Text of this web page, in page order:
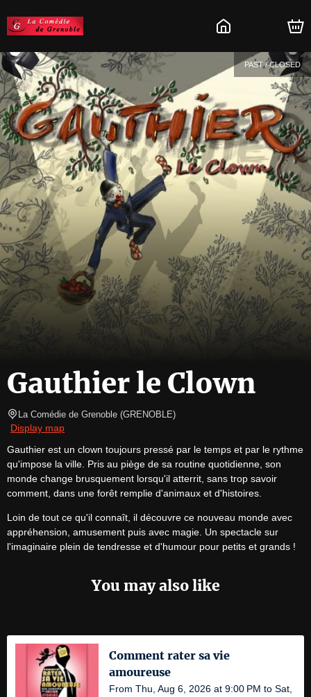
PAST / CLOSED
Gauthier le Clown
La Comédie de Grenoble (GRENOBLE)
Display map
Gauthier est un clown toujours pressé par le temps et par le rythme
qu'impose la ville. Pris au piège de sa routine quotidienne, son
monde change brusquement lorsqu'il atterrit, sans trop savoir
comment, dans une forêt remplie d'animaux et d'histoires.
Loin de tout ce qu'il connaît, il découvre ce nouveau monde avec
appréhension, amusement puis avec magie. Un spectacle sur
l'imaginaire plein de tendresse et d'humour pour petits et grands !
You may also like
Comment rater sa vie
amoureuse
From Thu, Aug 6, 2026 at 9:00 PM to Sat,